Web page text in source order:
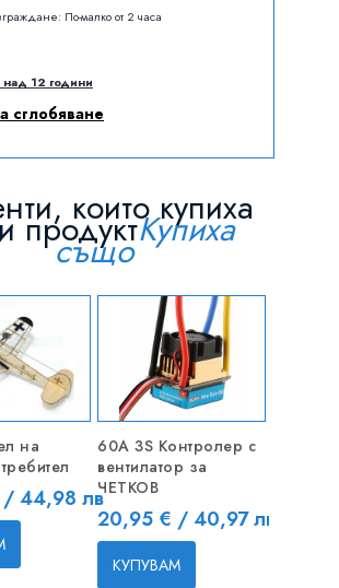
По-малко от 2 часа
над 12 години
сглобяване
които купиха
продуктКупиха
също
на
44,98 лв
60A 3S Контролер с
вентилатор за
ЧЕТКОВ
Цена
20,95 € / 40,97 лв
КУПУВАМ